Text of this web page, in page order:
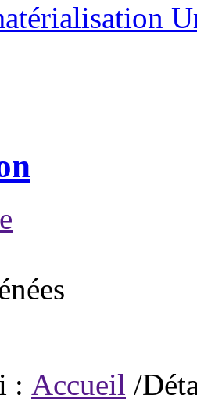
: Accueil /